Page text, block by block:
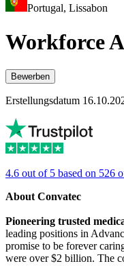
Portugal, Lissabon
Workforce
Bewerben
Erstellungsdatum
4.6 out of 5 based on 526
About Convatec
Pioneering trusted
leading positions in
promise to be forever
were over $2 billion. The